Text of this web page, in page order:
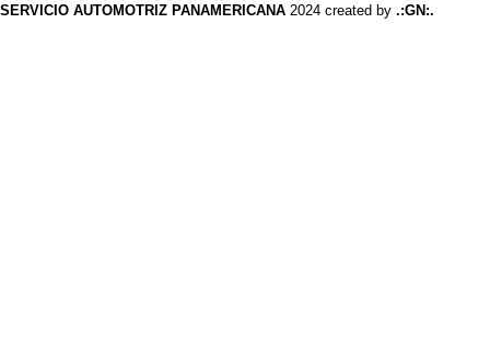
SERVICIO AUTOMOTRIZ PANAMERICANA 2024 created by .:GN:.